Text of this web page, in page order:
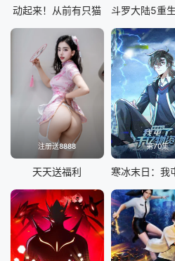
动起来！从前有只猫
注册送8888
天天送福利
第70集